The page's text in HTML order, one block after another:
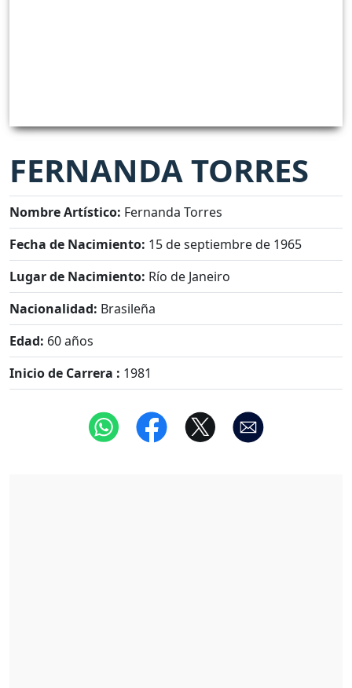
FERNANDA TORRES
Nombre Artístico: Fernanda Torres
Fecha de Nacimiento: 15 de septiembre de 1965
Lugar de Nacimiento: Río de Janeiro
Nacionalidad: Brasileña
Edad: 60 años
Inicio de Carrera : 1981